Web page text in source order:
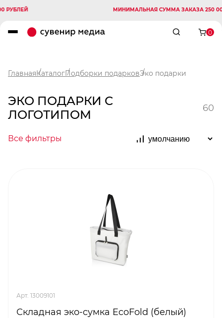
МИНИМАЛЬНАЯ СУММА ЗАКАЗА 250 000
0
ГлавнаяКаталогПодборки подарковЭко подарки
ЭКО ПОДАРКИ С
ЛОГОТИПОМ
60
Все фильтры
Арт. 13009101
Складная эко-сумка EcoFold (белый)